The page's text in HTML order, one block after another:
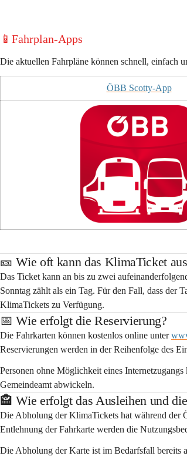
📱Fahrplan-Apps
Die aktuellen Fahrpläne können schnell, einfach
ÖBB Scotty-App
🎫 Wie oft kann das KlimaTicket
Das Ticket kann an bis zu zwei
Sonntag zählt als ein Tag. Für den Fall, dass der
KlimaTickets zu Verfügung.
📅 Wie erfolgt die Reservierung?
Die Fahrkarten können kostenlos online unter
Reservierungen werden in der Reihenfolge des
Personen ohne Möglichkeit eines
Gemeindeamt abwickeln.
🏤 Wie erfolgt das Ausleihen und
Die Abholung der KlimaTickets hat während der
Entlehnung der Fahrkarte werden die
Die Abholung der Karte ist im Bedarfsfall bereits